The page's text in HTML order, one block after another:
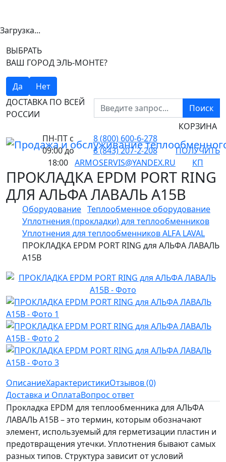
Загрузка...
ВЫБРАТЬ
ВАШ ГОРОД ЭЛЬ-МОНТЕ?
Да
Нет
ДОСТАВКА ПО ВСЕЙ
РОССИИ
Поиск
ПН-ПТ с
09:00 до
18:00
8 (800) 600-6-278
8 (843) 207-2-208
ARMOSERVIS@YANDEX.RU
КОРЗИНА
ПОЛУЧИТЬ
КП
ПРОКЛАДКА EPDM PORT RING
ДЛЯ АЛЬФА ЛАВАЛЬ A15B
Оборудование Теплообменное оборудование
Уплотнения (прокладки) для теплообменников
Уплотнения для теплообменников ALFA LAVAL
ПРОКЛАДКА EPDM PORT RING для АЛЬФА ЛАВАЛЬ
A15B
ОписаниеХарактеристикиОтзывов (0)
Доставка и ОплатаВопрос ответ
Прокладка EPDM для теплообменника для АЛЬФА
ЛАВАЛЬ A15B – это термин, которым обозначают
элемент, используемый для герметизации пластин и
предотвращения утечки. Уплотнения бывают самых
разных типов. Структура зависит от условий